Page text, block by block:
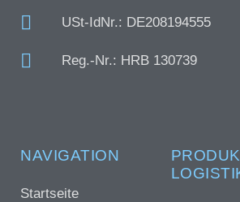
USt-IdNr.: DE208194555
Reg.-Nr.: HRB 130739
NAVIGATION
Startseite